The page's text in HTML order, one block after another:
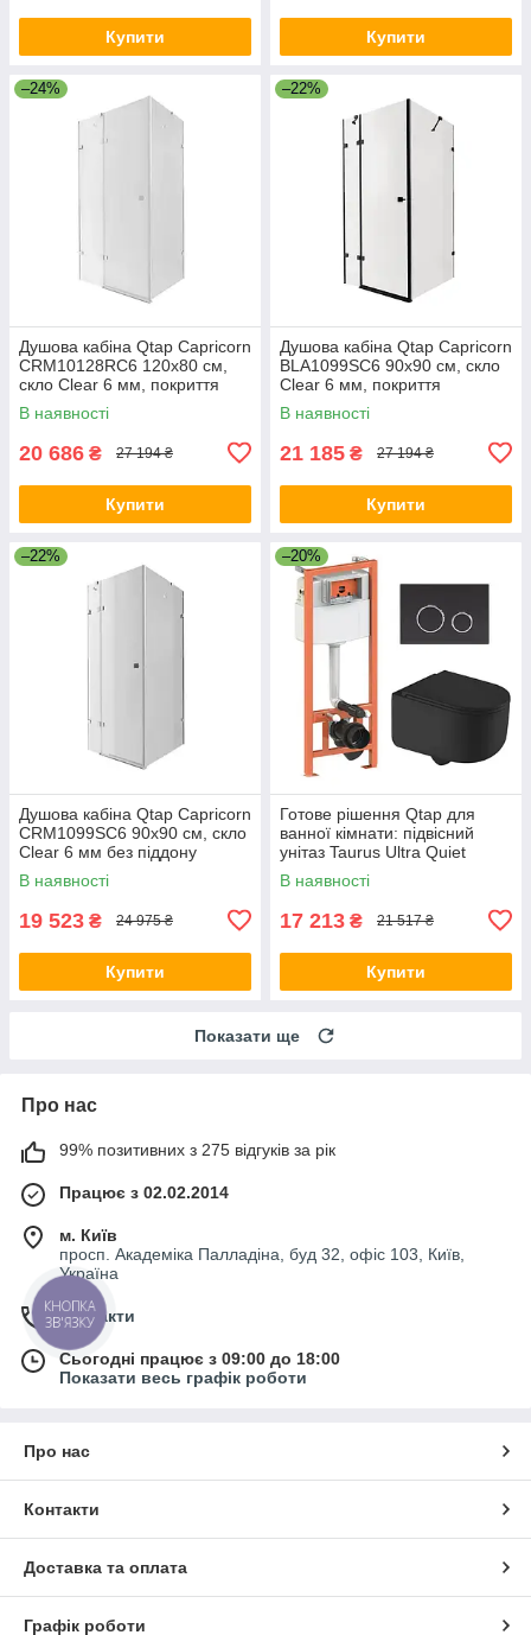
Купити Купити
–24%
Душова кабіна Qtap Capricorn
CRM10128RC6 120x80 см,
скло Clear 6 мм, покриття
CalcLess без піддона
В наявності
20 686 ₴ 27 194 ₴
Купити
–22%
Душова кабіна Qtap Capricorn
BLA1099SC6 90x90 см, скло
Clear 6 мм, покриття
CalcLess без піддона
В наявності
21 185 ₴ 27 194 ₴
Купити
–22%
Душова кабіна Qtap Capricorn
CRM1099SC6 90х90 см, скло
Clear 6 мм без піддону
В наявності
19 523 ₴ 24 975 ₴
Купити
–20%
Готове рішення Qtap для
ванної кімнати: підвісний
унітаз Taurus Ultra Quiet
490x360x380 + комплект
інсталяції Nest 4 в 1
В наявності
17 213 ₴ 21 517 ₴
Купити
Показати ще
Про нас
99% позитивних з 275 відгуків за рік
Працює з 02.02.2014
м. Київ
просп. Академіка Палладіна, буд 32, офіс 103, Київ,
Україна
Контакти
Сьогодні працює з 09:00 до 18:00
Показати весь графік роботи
Про нас
Контакти
Доставка та оплата
Графік роботи
КНОПКА
ЗВ'ЯЗКУ